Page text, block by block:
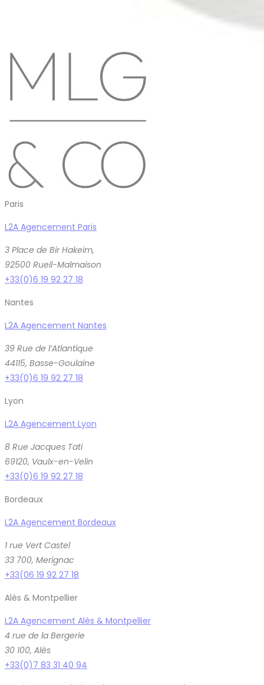
Paris
L2A Agencement Paris
3 Place de Bir Hakeim,
92500 Rueil-Malmaison
+33(0)6 19 92 27 18
Nantes
L2A Agencement Nantes
39 Rue de l’Atlantique
44115, Basse-Goulaine
+33(0)6 19 92 27 18
Lyon
L2A Agencement Lyon
8 Rue Jacques Tati
69120, Vaulx-en-Velin
+33(0)6 19 92 27 18
Bordeaux
L2A Agencement Bordeaux
1 rue Vert Castel
33 700, Merignac
+33(06 19 92 27 18
Alès & Montpellier
L2A Agencement Alès & Montpellier
4 rue de la Bergerie
30 100, Alès
+33(0)7 83 31 40 94